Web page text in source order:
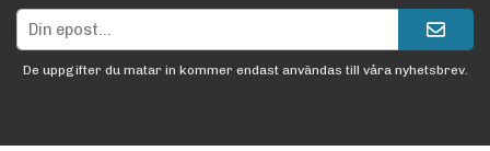
De uppgifter du matar in kommer endast användas till våra nyhetsbrev.